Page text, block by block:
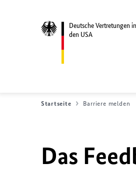
Deutsche Vertretungen in
den USA
Startseite Barriere melden
Das